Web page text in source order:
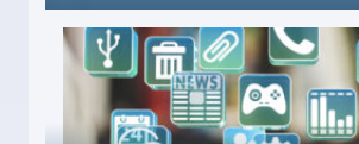
↻ Täglich neue Produkttests